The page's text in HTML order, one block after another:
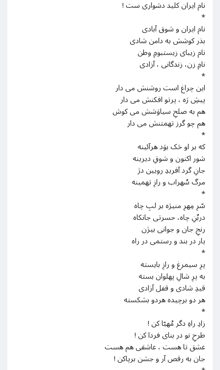
نام ایران کلید دشواری ست !
*
نام ایران و شوق آبادی
بذر کوشش به دامن شادی
نام زیبای زیستبومِ وطن
نامِ زن، زندگانی ، آزادی
*
این چراغ است روشنش می دار
پیشِ رَه ، پرتو افکنش می دار
هم به صلحِ سیاوَشش می کوش
هم چو گرز تهمتنش می دار
*
که بر او حَک بوَد هرآئینه
شور اکنون و شوقِ دیرینه
جانِ گرد آفریدِ رویین دژ
مرگ سُهراب و رازِ تهمینه
*
سّرِ مِهرِ منیژه بر لبِ چاه
دربُنِ چاه، حسرتی جانکاه
رنجِ جان و جوانی بیژن
یار در بند و رستمی در راه
*
پرِ سیمرغ و رازِ بایسته
به پرِ شالِ پهلوان بسته
قیدِ شادی و قفل آزادی
هر دو برچیده هردو بشکسته
*
زادِ راهِ دگر مُهیّا کن !
طرحِ نو در بنای فردا کن !
عشق تا هست ، عاشقی هم هست
جان به رقص آر و جشن برپاکن !